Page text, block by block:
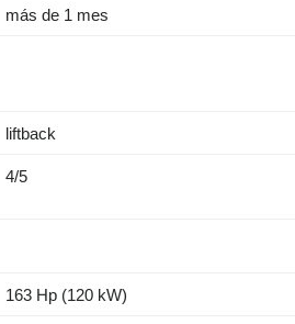
más de 1 mes
liftback
4/5
163 Hp (120 kW)